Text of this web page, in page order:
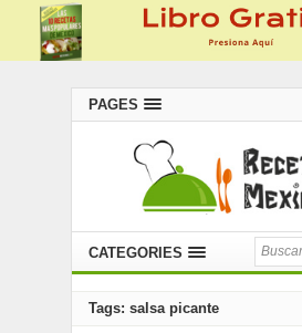
PAGES
CATEGORIES
Tags: salsa picante